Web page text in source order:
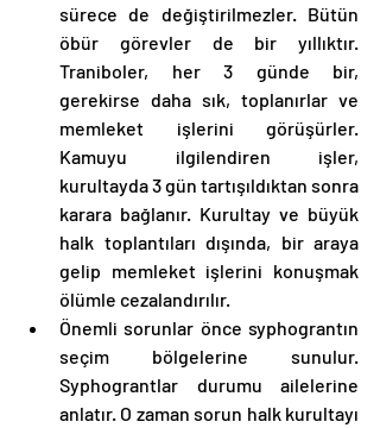
sürece de değiştirilmezler. Bütün
öbür görevler de bir yıllıktır.
Traniboler, her 3 günde bir,
gerekirse daha sık, toplanırlar ve
memleket işlerini görüşürler.
Kamuyu ilgilendiren işler,
kurultayda 3 gün tartışıldıktan sonra
karara bağlanır. Kurultay ve büyük
halk toplantıları dışında, bir araya
gelip memleket işlerini konuşmak
ölümle cezalandırılır.
Önemli sorunlar önce syphograntın
seçim bölgelerine sunulur.
Syphograntlar durumu ailelerine
anlatır. O zaman sorun halk kurultayı